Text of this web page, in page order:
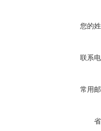
您的
联系
常用